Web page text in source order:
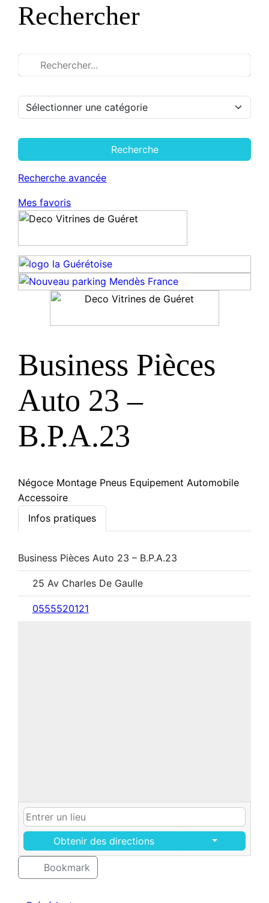
Rechercher
Recherche
Recherche avancée
Mes favoris
Business Pièces
Auto 23 –
B.P.A.23
Négoce Montage Pneus Equipement Automobile
Accessoire
Infos pratiques
Business Pièces Auto 23 – B.P.A.23
25 Av Charles De Gaulle
0555520121
Obtenir des directions
Bookmark